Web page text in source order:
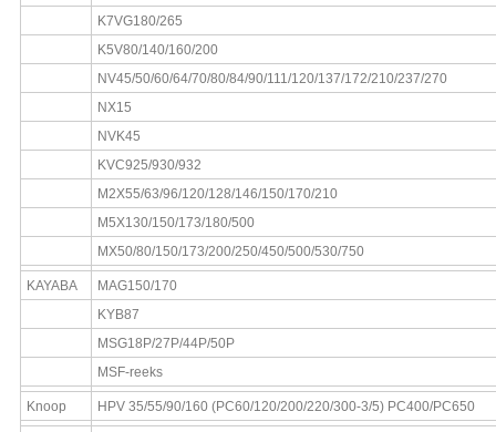
K7VG180/265
K5V80/140/160/200
NV45/50/60/64/70/80/84/90/111/120/137/172/210/237/270
NX15
NVK45
KVC925/930/932
M2X55/63/96/120/128/146/150/170/210
M5X130/150/173/180/500
MX50/80/150/173/200/250/450/500/530/750
KAYABA
MAG150/170
KYB87
MSG18P/27P/44P/50P
MSF-reeks
Knoop HPV 35/55/90/160 (PC60/120/200/220/300-3/5) PC400/PC650